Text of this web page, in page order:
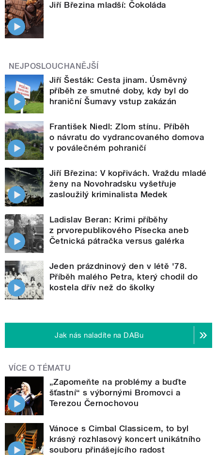
Jiří Březina mladší: Čokoláda
NEJPOSLOUCHANĚJŠÍ
Jiří Šesták: Cesta jinam. Úsměvný
příběh ze smutné doby, kdy byl do
hraniční Šumavy vstup zakázán
František Niedl: Zlom stínu. Příběh
o návratu do vydrancovaného domova
v poválečném pohraničí
Jiří Březina: V kopřivách. Vraždu mladé
ženy na Novohradsku vyšetřuje
zasloužilý kriminalista Medek
Ladislav Beran: Krimi příběhy
z prvorepublikového Písecka aneb
Četnická pátračka versus galérka
Jeden prázdninový den v létě '78.
Příběh malého Petra, který chodil do
kostela dřív než do školky
Jak nás naladíte na DABu
VÍCE O TÉMATU
„Zapomeňte na problémy a buďte
šťastní“ s výbornými Bromovci a
Terezou Černochovou
Vánoce s Cimbal Classicem, to byl
krásný rozhlasový koncert unikátního
souboru přinášejícího radost